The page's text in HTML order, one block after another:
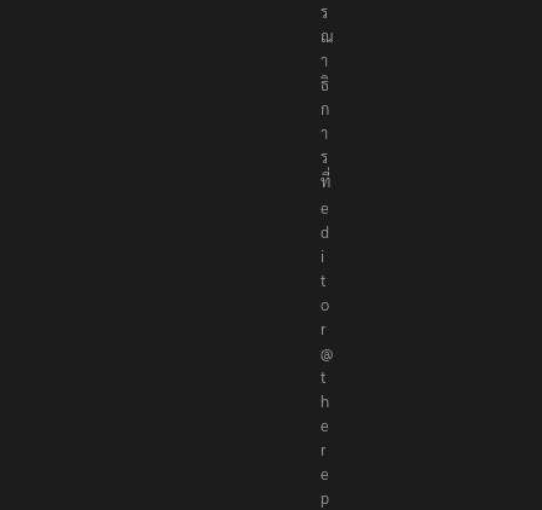
ร
ณ
า
ธิ
ก
า
ร
ที่
e
d
i
t
o
r
@
t
h
e
r
e
p